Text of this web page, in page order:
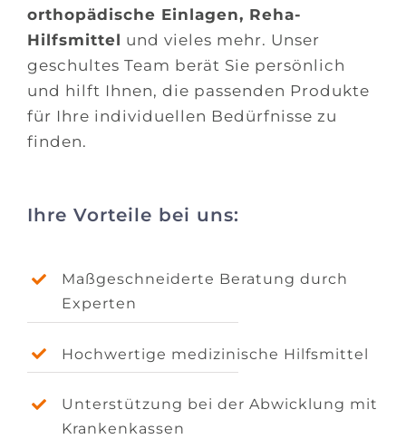
orthopädische Einlagen, Reha-
Hilfsmittel und vieles mehr. Unser
geschultes Team berät Sie persönlich
und hilft Ihnen, die passenden Produkte
für Ihre individuellen Bedürfnisse zu
finden.
Ihre Vorteile bei uns:
Maßgeschneiderte Beratung durch
Experten
Hochwertige medizinische Hilfsmittel
Unterstützung bei der Abwicklung mit
Krankenkassen